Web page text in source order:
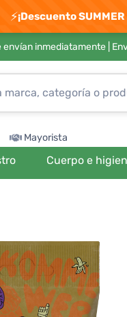
⚡¡Descuento
inmediatamente |
Mayorista
Cuerpo e